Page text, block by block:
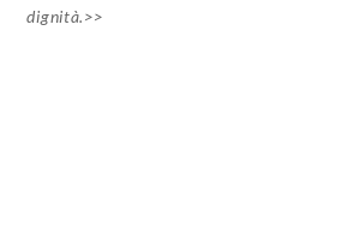
dignità.>>